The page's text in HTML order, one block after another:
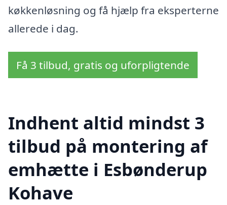
køkkenløsning og få hjælp fra eksperterne
allerede i dag.
Få 3 tilbud, gratis og uforpligtende
Indhent altid mindst 3
tilbud på montering af
emhætte i Esbønderup
Kohave